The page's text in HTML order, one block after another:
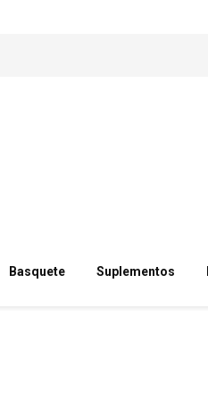
Basquete Suplementos